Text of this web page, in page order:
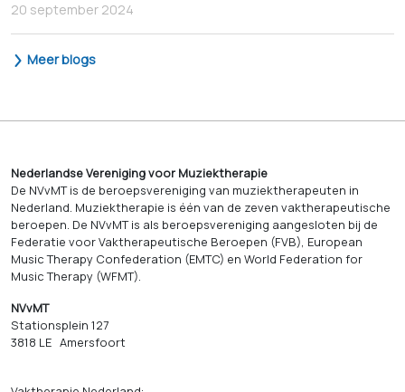
20 september 2024
Meer blogs
Nederlandse Vereniging voor Muziektherapie
De NVvMT is de beroepsvereniging van muziektherapeuten in
Nederland. Muziektherapie is één van de zeven vaktherapeutische
beroepen. De NVvMT is als beroepsvereniging aangesloten bij de
Federatie voor Vaktherapeutische Beroepen (FVB), European
Music Therapy Confederation (EMTC) en World Federation for
Music Therapy (WFMT).
NVvMT
Stationsplein 127
3818 LE Amersfoort